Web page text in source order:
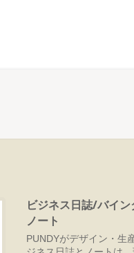
ビジネス日誌/バイン
ノート
PUNDYがデザイン・生